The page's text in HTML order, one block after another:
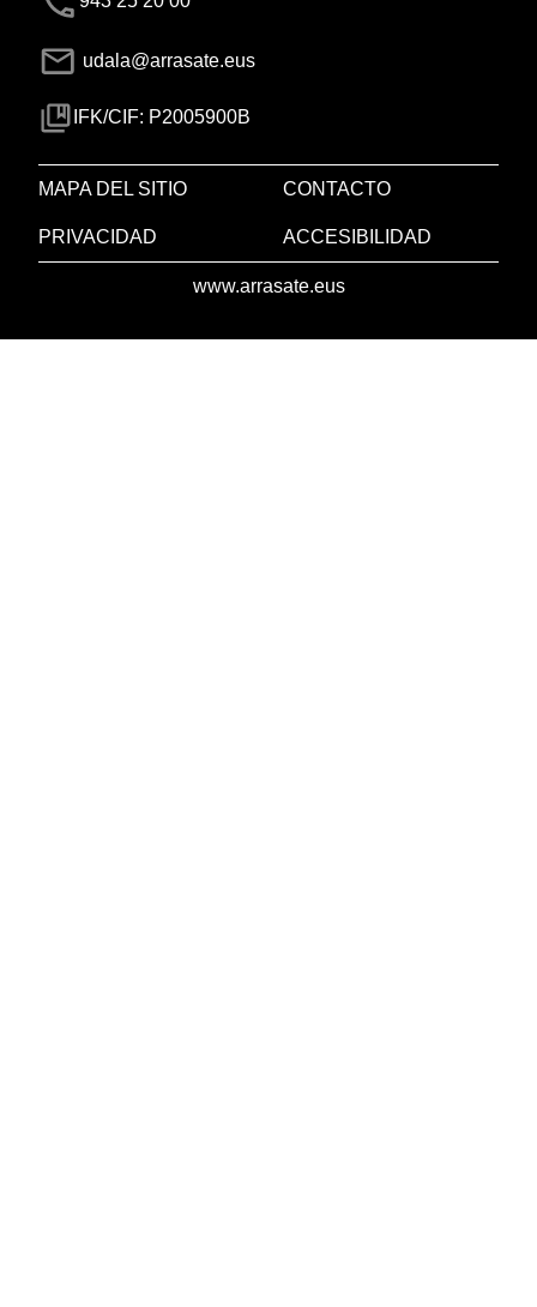
udala@arrasate.eus
IFK/CIF: P2005900B
MAPA DEL SITIO CONTACTO
PRIVACIDAD ACCESIBILIDAD
www.arrasate.eus